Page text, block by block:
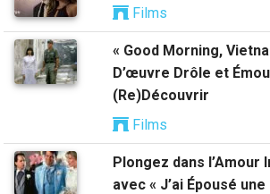
Films
« Good Morning,
D’œuvre Drôle et
(Re)Découvrir
Films
Plongez dans l’Amour
avec « J’ai Épousé